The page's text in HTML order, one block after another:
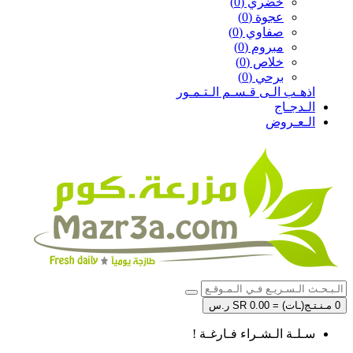
عجوة (0)
صفاوي (0)
مبروم (0)
خلاص (0)
برحي (0)
اذهـب الـى قـسـم الـتـمـور
الـدجـاج
الـعـروض
0 مـنـتـج(ـات) = SR 0.00 ر.س
سـلـة الـشـراء فـارغـة !